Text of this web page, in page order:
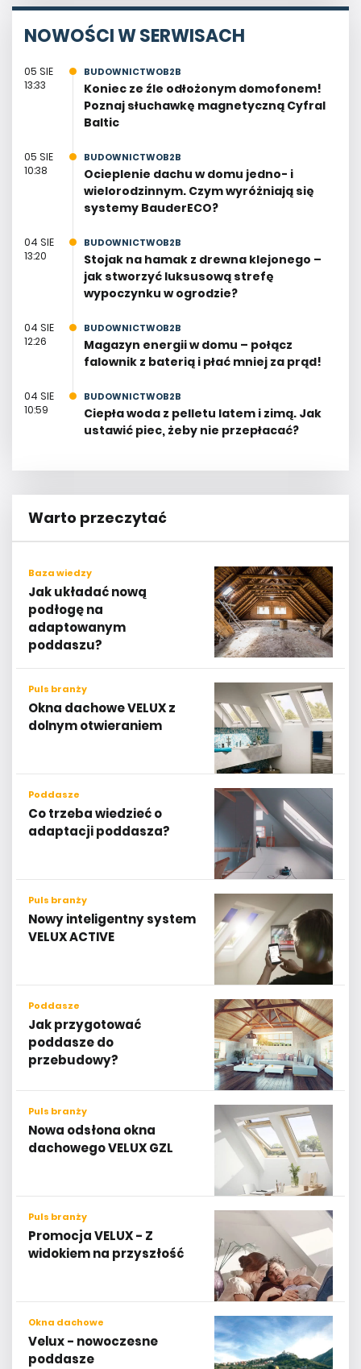
NOWOŚCI W SERWISACH
Koniec ze źle odłożonym domofonem!
Poznaj słuchawkę magnetyczną Cyfral
Baltic
Ocieplenie dachu w domu jedno- i
wielorodzinnym. Czym wyróżniają się
systemy BauderECO?
Stojak na hamak z drewna klejonego –
jak stworzyć luksusową strefę
wypoczynku w ogrodzie?
Magazyn energii w domu – połącz
falownik z baterią i płać mniej za prąd!
Ciepła woda z pelletu latem i zimą. Jak
ustawić piec, żeby nie przepłacać?
Warto przeczytać
Jak układać nową
podłogę na
adaptowanym
poddaszu?
Puls branży
Okna dachowe VELUX z
dolnym otwieraniem
Poddasze
Co trzeba wiedzieć o
adaptacji poddasza?
Puls branży
Nowy inteligentny system
VELUX ACTIVE
Poddasze
Jak przygotować
poddasze do
przebudowy?
Puls branży
Nowa odsłona okna
dachowego VELUX GZL
Puls branży
Promocja VELUX - Z
widokiem na przyszłość
Okna dachowe
Velux - nowoczesne
poddasze